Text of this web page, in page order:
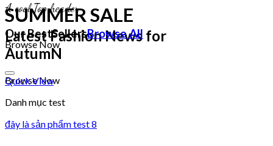
A cool Top header
Latest Fashion News for
AutumN
Browse Now
SUMMER SALE
Browse Now
Our BestSellersBrowse All
Quick View
Danh mục test
đây là sản phẩm test 8